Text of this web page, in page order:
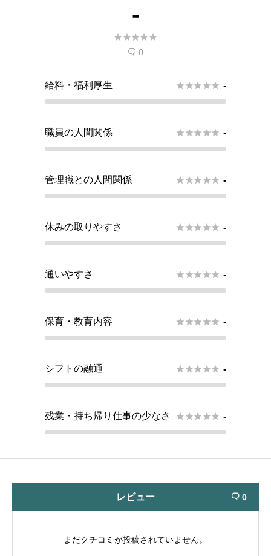
-

 0
給料・福利厚生  -
職員の人間関係  -
管理職との人間関係  -
休みの取りやすさ  -
通いやすさ  -
保育・教育内容  -
シフトの融通  -
残業・持ち帰り仕事の少なさ  -
レビュー  0
まだクチコミが投稿されていません。